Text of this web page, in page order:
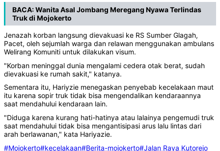
BACA:Wanita Asal Jombang Meregang Nyawa Terlindas
Truk di Mojokerto
Jenazah korban langsung dievakuasi ke RS Sumber Glagah,
Pacet, oleh sejumlah warga dan relawan menggunakan ambulans
Welirang Komuniti untuk dilakukan visum.
"Korban meninggal dunia mengalami cedera otak berat, sudah
dievakuasi ke rumah sakit," katanya.
Sementara itu, Hariyzie menegaskan penyebab kecelakaan maut
itu karena sopir truk tidak bisa mengendalikan kendaraannya
saat mendahului kendaraan lain.
"Diduga karena kurang hati-hatinya atau lalainya pengemudi truk
saat mendahului tidak bisa mengantisipasi arus lalu lintas dari
arah berlawanan," kata Hariyazie.
#Mojokerto#kecelakaan#Berita-mojokerto#Jalan Raya Kutorejo